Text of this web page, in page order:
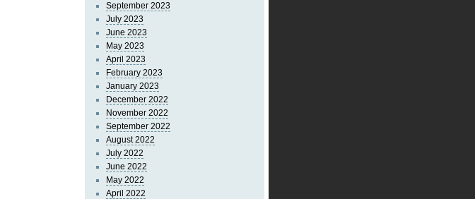
September 2023
July 2023
June 2023
May 2023
April 2023
February 2023
January 2023
December 2022
November 2022
September 2022
August 2022
July 2022
June 2022
May 2022
April 2022